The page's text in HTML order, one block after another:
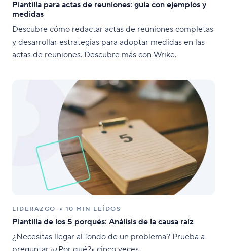
Plantilla para actas de reuniones: guía con ejemplos y
medidas
Descubre cómo redactar actas de reuniones completas
y desarrollar estrategias para adoptar medidas en las
actas de reuniones. Descubre más con Wrike.
LIDERAZGO 10 MIN LEÍDOS
Plantilla de los 5 porqués: Análisis de la causa raíz
¿Necesitas llegar al fondo de un problema? Prueba a